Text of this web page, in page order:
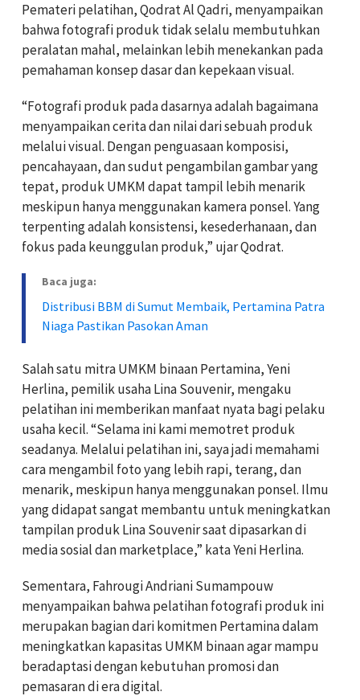
Pemateri pelatihan, Qodrat Al Qadri, menyampaikan
bahwa fotografi produk tidak selalu membutuhkan
peralatan mahal, melainkan lebih menekankan pada
pemahaman konsep dasar dan kepekaan visual.
“Fotografi produk pada dasarnya adalah bagaimana
menyampaikan cerita dan nilai dari sebuah produk
melalui visual. Dengan penguasaan komposisi,
pencahayaan, dan sudut pengambilan gambar yang
tepat, produk UMKM dapat tampil lebih menarik
meskipun hanya menggunakan kamera ponsel. Yang
terpenting adalah konsistensi, kesederhanaan, dan
fokus pada keunggulan produk,” ujar Qodrat.
Baca juga:
Distribusi BBM di Sumut Membaik, Pertamina Patra
Niaga Pastikan Pasokan Aman
Salah satu mitra UMKM binaan Pertamina, Yeni
Herlina, pemilik usaha Lina Souvenir, mengaku
pelatihan ini memberikan manfaat nyata bagi pelaku
usaha kecil. “Selama ini kami memotret produk
seadanya. Melalui pelatihan ini, saya jadi memahami
cara mengambil foto yang lebih rapi, terang, dan
menarik, meskipun hanya menggunakan ponsel. Ilmu
yang didapat sangat membantu untuk meningkatkan
tampilan produk Lina Souvenir saat dipasarkan di
media sosial dan marketplace,” kata Yeni Herlina.
Sementara, Fahrougi Andriani Sumampouw
menyampaikan bahwa pelatihan fotografi produk ini
merupakan bagian dari komitmen Pertamina dalam
meningkatkan kapasitas UMKM binaan agar mampu
beradaptasi dengan kebutuhan promosi dan
pemasaran di era digital.